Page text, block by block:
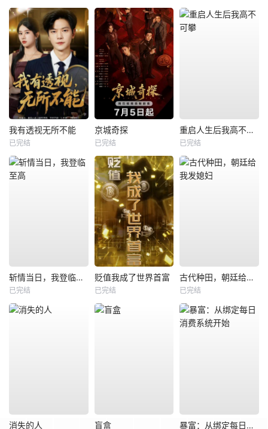
我有透视无所不能
已完结
京城奇探
已完结
重启人生后我高不可攀
已完结
斩情当日，我登临至高
已完结
贬值我成了世界首富
已完结
古代种田，朝廷给我发媳妇
已完结
消失的人 盲盒 暴富：从绑定每日消费系统开始